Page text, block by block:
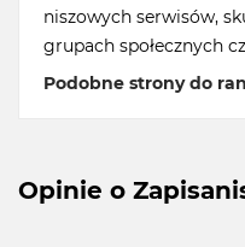
niszowych serwisów,
grupach społecznych
Podobne strony do
Opinie o